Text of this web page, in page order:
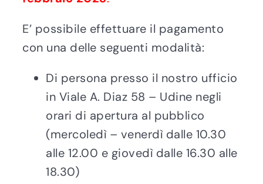
E’ possibile effettuare il pagamento
con una delle seguenti modalità:
Di persona presso il nostro ufficio
in Viale A. Diaz 58 – Udine negli
orari di apertura al pubblico
(mercoledì – venerdì dalle 10.30
alle 12.00 e giovedì dalle 16.30 alle
18.30)